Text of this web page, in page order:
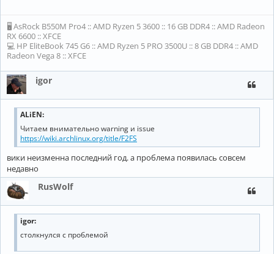
🖥 AsRock B550M Pro4 :: AMD Ryzen 5 3600 :: 16 GB DDR4 :: AMD Radeon
RX 6600 :: XFCE
💻 HP EliteBook 745 G6 :: AMD Ryzen 5 PRO 3500U :: 8 GB DDR4 :: AMD
Radeon Vega 8 :: XFCE
igor
ALiEN:
Читаем внимательно warning и issue
https://wiki.archlinux.org/title/F2FS
вики неизменна последний год. а проблема появилась совсем
недавно
RusWolf
igor:
столкнулся с проблемой